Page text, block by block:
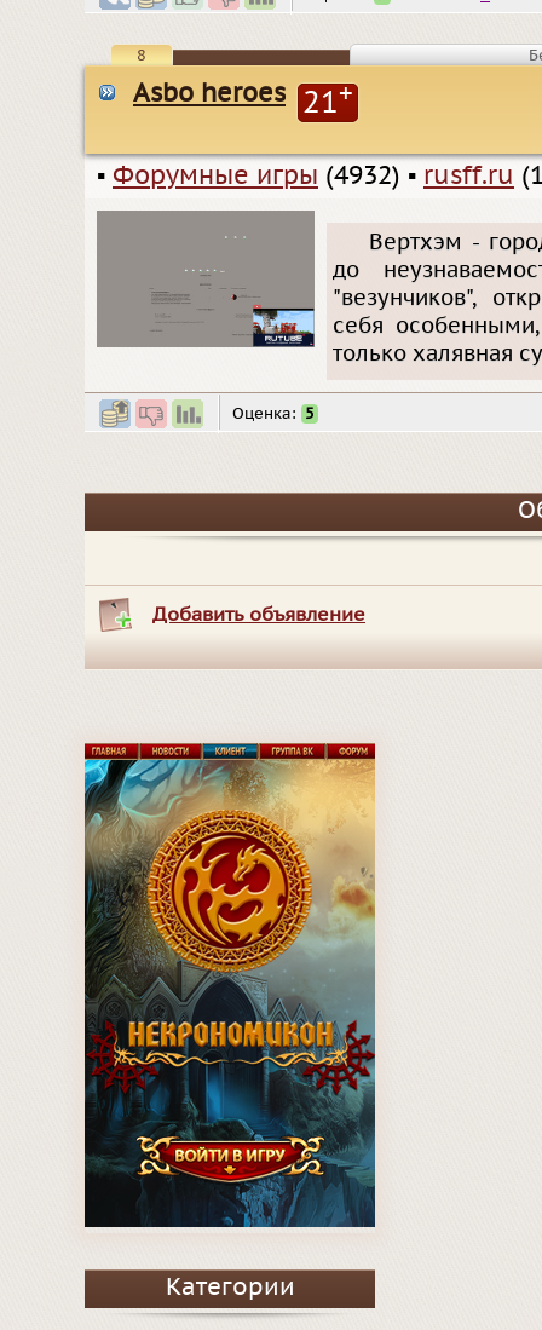
8
Asbo heroes 21+
▪ Форумные игры (4932) ▪ rusff.ru
Вертхэм -
до
"везунчиков",
себя
только халявная
Оценка: 5
Добавить объявление
Категории